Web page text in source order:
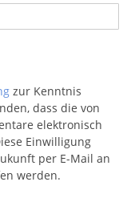
zur Kenntnis
dass die von
elektronisch
Einwilligung
per E-Mail an
werden.